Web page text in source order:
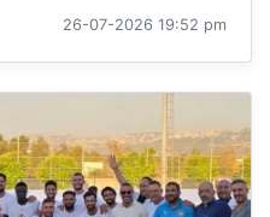
26-07-2026 19:52 pm